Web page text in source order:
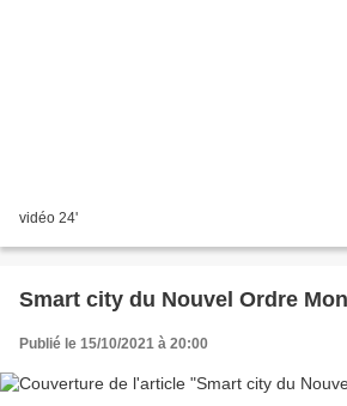
vidéo 24'
Smart city du Nouvel Ordre
Publié le 15/10/2021 à 20:00